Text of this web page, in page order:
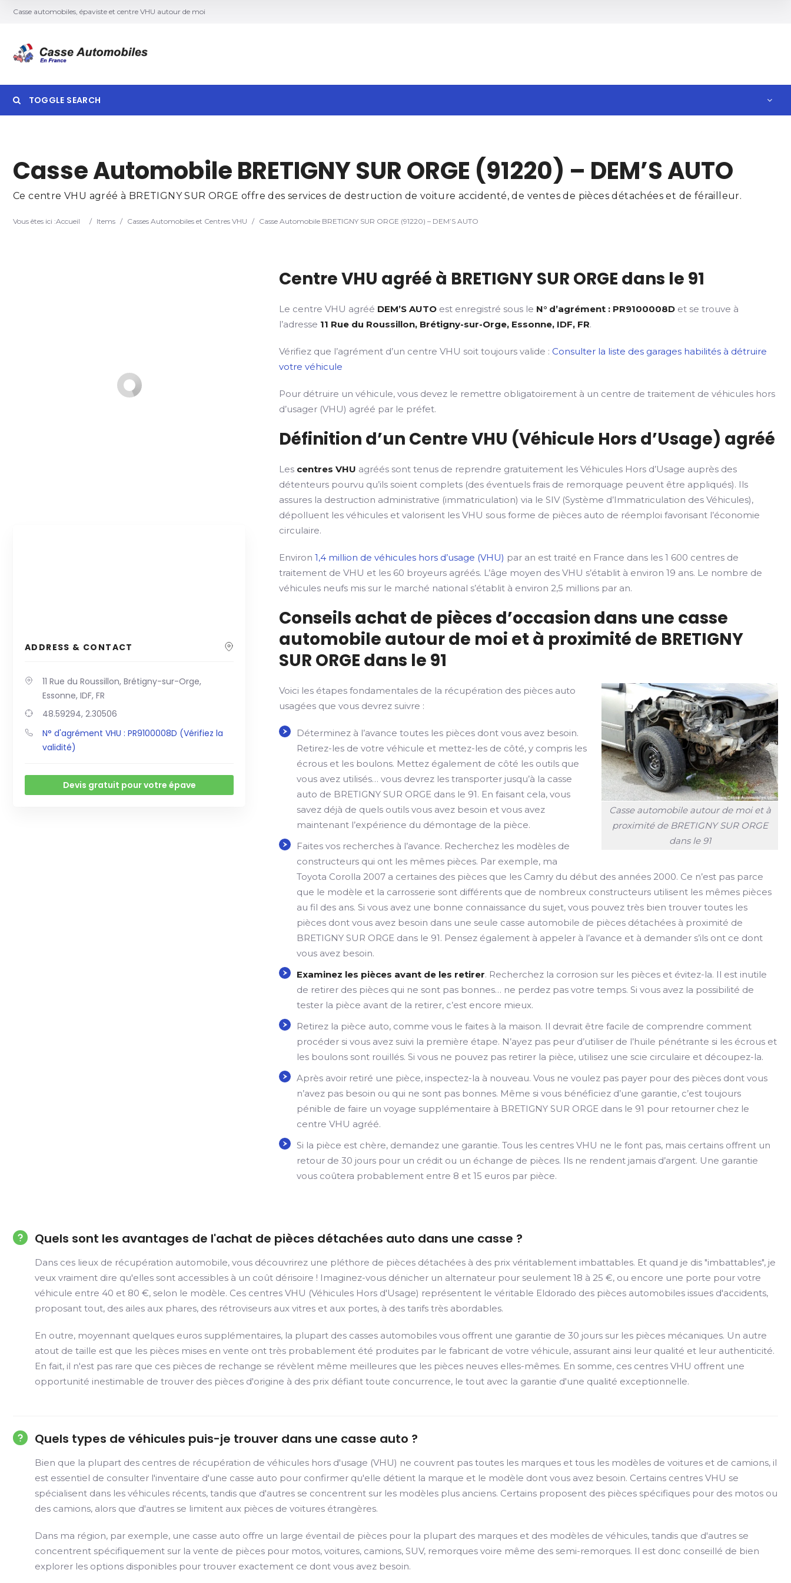
Casse automobiles, épaviste et centre VHU autour de moi
TOGGLE SEARCH
Search
Casse Automobile BRETIGNY SUR ORGE (91220) – DEM’S AUTO
Ce centre VHU agréé à BRETIGNY SUR ORGE offre des services de destruction de voiture accidenté, de ventes de pièces détachées et de férailleur.
Vous êtes ici :Accueil / Items / Casses Automobiles et Centres VHU / Casse Automobile BRETIGNY SUR ORGE (91220) – DEM’S AUTO
ADDRESS & CONTACT
11 Rue du Roussillon, Brétigny-sur-Orge,
Essonne, IDF, FR
48.59294, 2.30506
N° d'agrément VHU : PR9100008D (Vérifiez la
validité)
Devis gratuit pour votre épave
Centre VHU agréé à BRETIGNY SUR ORGE dans le 91
Le centre VHU agréé DEM’S AUTO est enregistré sous le N° d’agrément : PR9100008D et se trouve à
l’adresse 11 Rue du Roussillon, Brétigny-sur-Orge, Essonne, IDF, FR.
Vérifiez que l’agrément d’un centre VHU soit toujours valide : Consulter la liste des garages habilités à détruire
votre véhicule
Pour détruire un véhicule, vous devez le remettre obligatoirement à un centre de traitement de véhicules hors
d’usager (VHU) agréé par le préfet.
Définition d’un Centre VHU (Véhicule Hors d’Usage) agréé
Les centres VHU agréés sont tenus de reprendre gratuitement les Véhicules Hors d’Usage auprès des
détenteurs pourvu qu’ils soient complets (des éventuels frais de remorquage peuvent être appliqués). Ils
assures la destruction administrative (immatriculation) via le SIV (Système d’Immatriculation des Véhicules),
dépolluent les véhicules et valorisent les VHU sous forme de pièces auto de réemploi favorisant l’économie
circulaire.
Environ1,4 million de véhicules hors d’usage (VHU) par an est traité en France dans les 1 600 centres de
traitement de VHU et les 60 broyeurs agréés. L’âge moyen des VHU s’établit à environ 19 ans. Le nombre de
véhicules neufs mis sur le marché national s’établit à environ 2,5 millions par an.
Conseils achat de pièces d’occasion dans une casse
automobile autour de moi et à proximité de BRETIGNY
SUR ORGE dans le 91
Casse automobile autour de moi et à
proximité de BRETIGNY SUR ORGE
dans le 91
Voici les étapes fondamentales de la récupération des pièces auto
usagées que vous devrez suivre :
Déterminez à l’avance toutes les pièces dont vous avez besoin.
Retirez-les de votre véhicule et mettez-les de côté, y compris les
écrous et les boulons. Mettez également de côté les outils que
vous avez utilisés… vous devrez les transporter jusqu’à la casse
auto de BRETIGNY SUR ORGE dans le 91. En faisant cela, vous
savez déjà de quels outils vous avez besoin et vous avez
maintenant l’expérience du démontage de la pièce.
Faites vos recherches à l’avance. Recherchez les modèles de
constructeurs qui ont les mêmes pièces. Par exemple, ma
Toyota Corolla 2007 a certaines des pièces que les Camry du début des années 2000. Ce n’est pas parce
que le modèle et la carrosserie sont différents que de nombreux constructeurs utilisent les mêmes pièces
au fil des ans. Si vous avez une bonne connaissance du sujet, vous pouvez très bien trouver toutes les
pièces dont vous avez besoin dans une seule casse automobile de pièces détachées à proximité de
BRETIGNY SUR ORGE dans le 91. Pensez également à appeler à l’avance et à demander s’ils ont ce dont
vous avez besoin.
Examinez les pièces avant de les retirer. Recherchez la corrosion sur les pièces et évitez-la. Il est inutile
de retirer des pièces qui ne sont pas bonnes… ne perdez pas votre temps. Si vous avez la possibilité de
tester la pièce avant de la retirer, c’est encore mieux.
Retirez la pièce auto, comme vous le faites à la maison. Il devrait être facile de comprendre comment
procéder si vous avez suivi la première étape. N’ayez pas peur d’utiliser de l’huile pénétrante si les écrous et
les boulons sont rouillés. Si vous ne pouvez pas retirer la pièce, utilisez une scie circulaire et découpez-la.
Après avoir retiré une pièce, inspectez-la à nouveau. Vous ne voulez pas payer pour des pièces dont vous
n’avez pas besoin ou qui ne sont pas bonnes. Même si vous bénéficiez d’une garantie, c’est toujours
pénible de faire un voyage supplémentaire à BRETIGNY SUR ORGE dans le 91 pour retourner chez le
centre VHU agréé.
Si la pièce est chère, demandez une garantie. Tous les centres VHU ne le font pas, mais certains offrent un
retour de 30 jours pour un crédit ou un échange de pièces. Ils ne rendent jamais d’argent. Une garantie
vous coûtera probablement entre 8 et 15 euros par pièce.
Quels sont les avantages de l'achat de pièces détachées auto dans une casse ?
Dans ces lieux de récupération automobile, vous découvrirez une pléthore de pièces détachées à des prix véritablement imbattables. Et quand je dis "imbattables", je
veux vraiment dire qu'elles sont accessibles à un coût dérisoire ! Imaginez-vous dénicher un alternateur pour seulement 18 à 25 €, ou encore une porte pour votre
véhicule entre 40 et 80 €, selon le modèle. Ces centres VHU (Véhicules Hors d'Usage) représentent le véritable Eldorado des pièces automobiles issues d'accidents,
proposant tout, des ailes aux phares, des rétroviseurs aux vitres et aux portes, à des tarifs très abordables.
En outre, moyennant quelques euros supplémentaires, la plupart des casses automobiles vous offrent une garantie de 30 jours sur les pièces mécaniques. Un autre
atout de taille est que les pièces mises en vente ont très probablement été produites par le fabricant de votre véhicule, assurant ainsi leur qualité et leur authenticité.
En fait, il n'est pas rare que ces pièces de rechange se révèlent même meilleures que les pièces neuves elles-mêmes. En somme, ces centres VHU offrent une
opportunité inestimable de trouver des pièces d'origine à des prix défiant toute concurrence, le tout avec la garantie d'une qualité exceptionnelle.
Quels types de véhicules puis-je trouver dans une casse auto ?
Bien que la plupart des centres de récupération de véhicules hors d'usage (VHU) ne couvrent pas toutes les marques et tous les modèles de voitures et de camions, il
est essentiel de consulter l'inventaire d'une casse auto pour confirmer qu'elle détient la marque et le modèle dont vous avez besoin. Certains centres VHU se
spécialisent dans les véhicules récents, tandis que d'autres se concentrent sur les modèles plus anciens. Certains proposent des pièces spécifiques pour des motos ou
des camions, alors que d'autres se limitent aux pièces de voitures étrangères.
Dans ma région, par exemple, une casse auto offre un large éventail de pièces pour la plupart des marques et des modèles de véhicules, tandis que d'autres se
concentrent spécifiquement sur la vente de pièces pour motos, voitures, camions, SUV, remorques voire même des semi-remorques. Il est donc conseillé de bien
explorer les options disponibles pour trouver exactement ce dont vous avez besoin.